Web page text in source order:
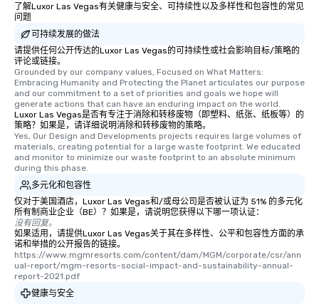
了解Luxor Las Vegas有关健康与安全、可持续性以及多样性和包容性的常见
问题
可持续发展的做法
请提供任何公开传达的Luxor Las Vegas的可持续性或社会影响目标/策略的
评论或链接。
Grounded by our company values, Focused on What Matters:
Embracing Humanity and Protecting the Planet articulates our purpose
and our commitment to a set of priorities and goals we hope will
generate actions that can have an enduring impact on the world.
Luxor Las Vegas是否有专注于消除和转移废物（即塑料、纸张、纸板等）的
策略？如果是，请详细说明消除和转移废物的策略。
Yes, Our Design and Developments projects requires large volumes of
materials, creating potential for a large waste footprint. We educated
and monitor to minimize our waste footprint to an absolute minimum
during this phase.
多元化和包容性
仅对于美国酒店，Luxor Las Vegas和/或母公司是否被认证为 51% 的多元化
所有制商业企业（BE）？如果是，请说明您获得以下哪一项认证：
没有回复。
如果适用，请提供Luxor Las Vegas关于其在多样性、公平和包容性方面的承
诺和举措的公开报告的链接。
https://www.mgmresorts.com/content/dam/MGM/corporate/csr/ann
ual-report/mgm-resorts-social-impact-and-sustainability-annual-
report-2021.pdf
健康与安全